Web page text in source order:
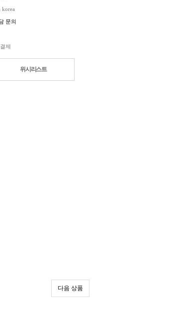
korea
문의
제
위시리스트
다음 상품